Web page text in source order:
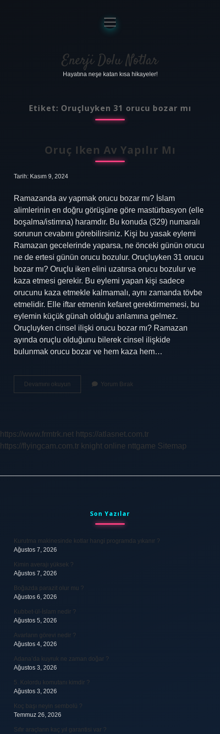
Anasayfa
Gizlilik Politikası
Yasal Uyarı
menüyü
aç
Enerji Dolu Notlar
Hayatına neşe katan kısa hikayeler!
Etiket: Oruçluyken 31 orucu bozar mı
Oruç Iken Av Yapılır Mı
Tarih: Kasım 9, 2024
Ramazanda av yapmak orucu bozar mı? İslam
alimlerinin en doğru görüşüne göre mastürbasyon (elle
boşalma/istimna) haramdır. Bu konuda (329) numaralı
sorunun cevabını görebilirsiniz. Kişi bu yasak eylemi
Ramazan gecelerinde yaparsa, ne önceki günün orucu
ne de ertesi günün orucu bozulur. Oruçluyken 31 orucu
bozar mı? Oruçlu iken elini uzatırsa orucu bozulur ve
kaza etmesi gerekir. Bu eylemi yapan kişi sadece
orucunu kaza etmekle kalmamalı, aynı zamanda tövbe
etmelidir. Elle iftar etmenin kefaret gerektirmemesi, bu
eylemin küçük günah olduğu anlamına gelmez.
Oruçluyken cinsel ilişki orucu bozar mı? Ramazan
ayında oruçlu olduğunu bilerek cinsel ilişkide
bulunmak orucu bozar ve hem kaza hem…
Devamını okuyun
Iken
Yorum Bırak
https://www.frmtrk.net https://atlasnet.com.tr
https://flyingcam.com.tr knight online nttgame Sitemap
Son Yazılar
Kurutma makinesinde kotlar hangi programda yıkanır ?
Ağustos 7, 2026
Kimin averajı yüksek ?
Ağustos 7, 2026
Boğazda parazit olur mu ?
Ağustos 6, 2026
Kubbet-ül-İslam nedir ?
Ağustos 5, 2026
Avarların görevi nedir ?
Ağustos 4, 2026
Adana’da kuyruk ne zaman doğar ?
Ağustos 3, 2026
5. Kolordu komutanı kimdir ?
Ağustos 3, 2026
Koç başı neyin sembolü ?
Temmuz 26, 2026
Sıfır araçların kaç yıl garantisi var ?